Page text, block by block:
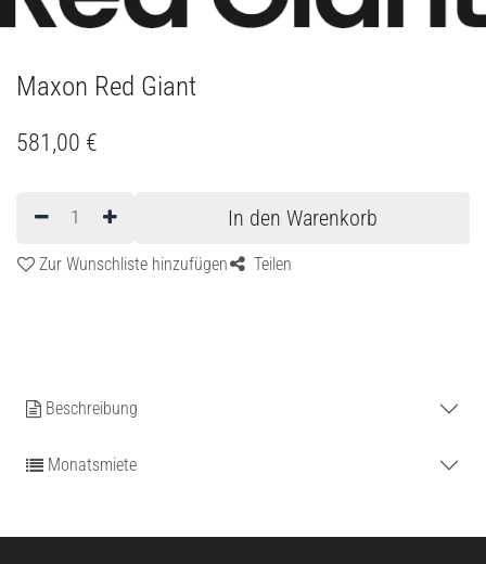
Maxon Red Giant
581,00 €
In den Warenkorb
Zur Wunschliste hinzufügen Teilen
Beschreibung
Monatsmiete